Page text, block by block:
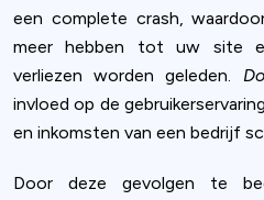
een complete crash,
meer hebben tot uw site
verliezen worden geleden.
invloed op de
en inkomsten van een bedrijf
Door deze gevolgen te